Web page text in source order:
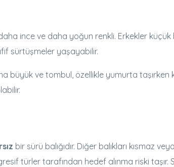
ince ve daha yoğun renkli. Erkekler
sürtüşmeler yaşayabilir.
büyük ve tombul, özellikle yumurta taşırken
bir sürü balığıdır. Diğer balıkları kısmaz
türler tarafından hedef alınma riski taşır.